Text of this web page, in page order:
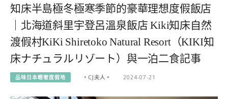
知床半島極冬極寒季節的豪華理想度假飯店
｜北海道斜里宇登呂溫泉飯店 Kiki知床自然
渡假村KiKi Shiretoko Natural Resort（KIKI知
床ナチュラルリゾート）與一泊二食記事
品味日本輕奢度假地 。CJ夫人。 2024-07-21